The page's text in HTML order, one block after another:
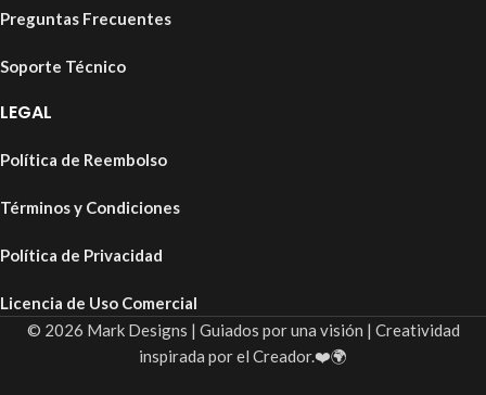
Preguntas Frecuentes
Soporte Técnico
LEGAL
Política de Reembolso
Términos y Condiciones
Política de Privacidad
Licencia de Uso Comercial
© 2026 Mark Designs | Guiados por una visión | Creatividad
inspirada por el Creador.❤️🌍